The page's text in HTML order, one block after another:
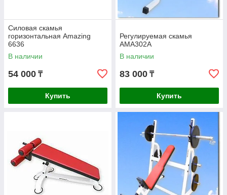
Силовая скамья
горизонтальная Amazing
6636
В наличии
54 000 ₸
Купить
Регулируемая скамья
AMA302A
В наличии
83 000 ₸
Купить